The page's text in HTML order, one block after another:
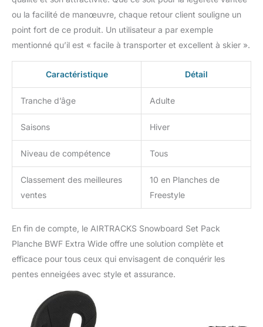
ou la facilité de manœuvre, chaque retour client souligne un
point fort de ce produit. Un utilisateur a par exemple
mentionné qu’il est « facile à transporter et excellent à skier ».
Caractéristique Détail
Tranche d’âge Adulte
Saisons Hiver
Niveau de compétence Tous
Classement des meilleures
ventes
10 en Planches de
Freestyle
En fin de compte, le AIRTRACKS Snowboard Set Pack
Planche BWF Extra Wide offre une solution complète et
efficace pour tous ceux qui envisagent de conquérir les
pentes enneigées avec style et assurance.